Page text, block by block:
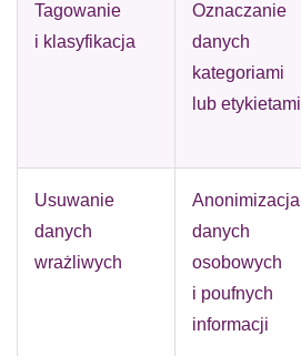
Tagowanie
i klasyfikacja
Oznaczanie
danych
kategoriami
lub etykietami
Usuwanie
danych
wrażliwych
Anonimizacja
danych
osobowych
i poufnych
informacji